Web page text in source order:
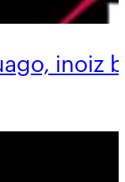
inoiz